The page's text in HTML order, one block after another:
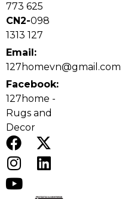
xảo. Khung hợp kim
TPL8882 treo ổn định,
dụng lâu dài. LED 3
sáng theo từng thời
773 625
CN2-098
1313 127
Email:
127homevn@gmail.com
Facebook:
127home -
Rugs and
Decor